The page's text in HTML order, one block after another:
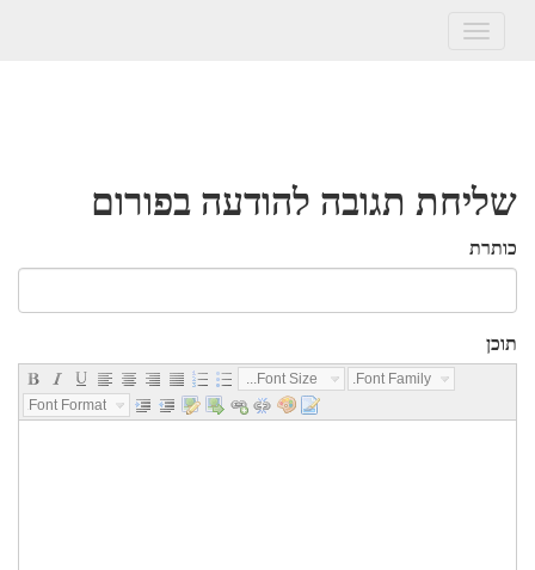
Toggle
שליחת תגובה להודעה בפורום
כותרת
תוכן
Font Size...
Font Family...
Font Format...